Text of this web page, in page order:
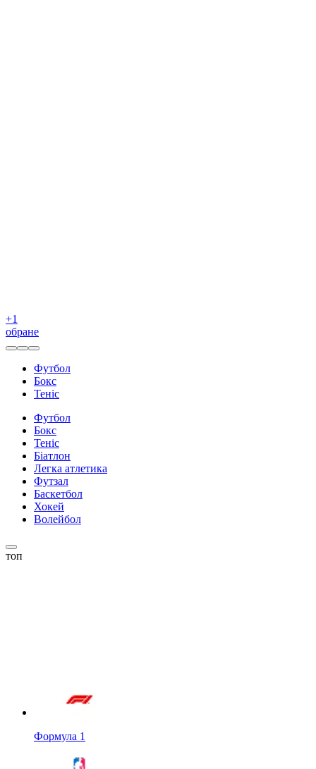
+1
обране
Футбол
Бокс
Теніс
Футбол
Бокс
Теніс
Біатлон
Легка атлетика
Футзал
Баскетбол
Хокей
Волейбол
топ
Формула 1